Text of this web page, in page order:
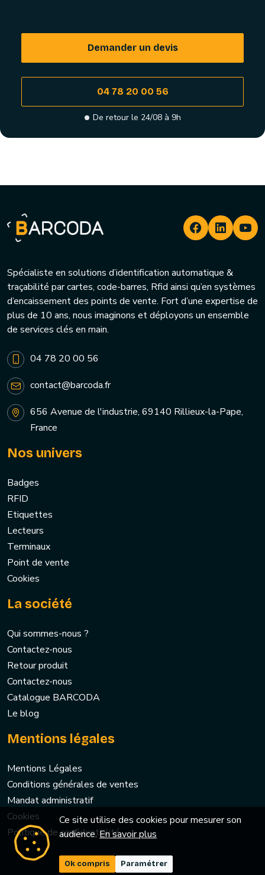
Demander un devis
04 78 20 00 56
De retour le 24/08 à 9h
Spécialiste en solutions d’identification automatique &
traçabilité par cartes, code-barres, Rfid ainsi qu’en systèmes
d’encaissement des points de vente. Fort d’une expertise de
plus de 10 ans, nous imaginons et déployons un ensemble
de services clés en main.
04 78 20 00 56
contact@barcoda.fr
656 Avenue de l'industrie, 69140 Rillieux-la-Pape,
France
Nos univers
Badges
RFID
Etiquettes
Lecteurs
Terminaux
Point de vente
Cookies
La société
Qui sommes-nous ?
Contactez-nous
Retour produit
Contactez-nous
Catalogue BARCODA
Le blog
Mentions légales
Mentions Légales
Conditions générales de ventes
Mandat administratif
Cookies
Politique de confidentialité
Ce site utilise des cookies pour mesurer son
audience.En savoir plus
Ok compris Paramétrer